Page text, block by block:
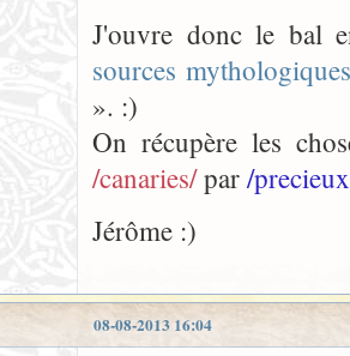
J'ouvre donc le bal
sources
». :)
On récupère les
/canaries/par /
Jérôme :)
08-08-2013 16:04